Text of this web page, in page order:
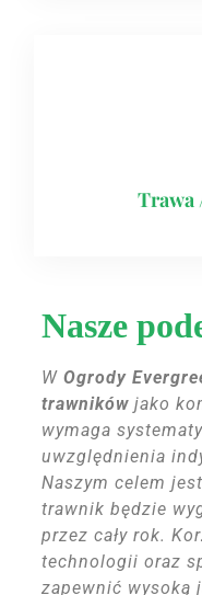
Nasze
WOgrody
trawników jako
wymaga
uwzględnienia
Naszym celem
trawnik będzie
przez cały rok.
technologii oraz
zapewnić wysoką